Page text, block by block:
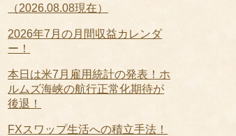
（2026.08.08現在）
2026年7月の月間収益カレンダ
ー！
本日は米7月雇用統計の発表！ホ
ルムズ海峡の航行正常化期待が
後退！
FXスワップ生活への積立手法！